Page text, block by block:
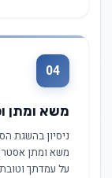
04
משא ומתן
ניסיון בהשגת
משא ומתן
על עמדתך